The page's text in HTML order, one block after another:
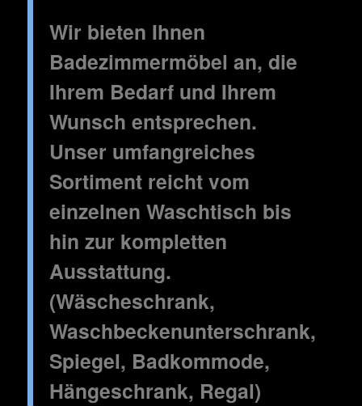
Wir bieten Ihnen
Badezimmermöbel an, die
Ihrem Bedarf und Ihrem
Wunsch entsprechen.
Unser umfangreiches
Sortiment reicht vom
einzelnen Waschtisch bis
hin zur kompletten
Ausstattung.
(Wäscheschrank,
Waschbeckenunterschrank,
Spiegel, Badkommode,
Hängeschrank, Regal)